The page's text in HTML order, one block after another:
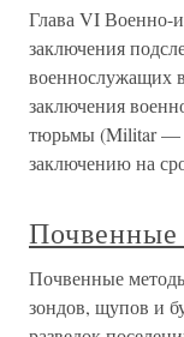
Глава VI Военно-
заключения
военнослужащих
заключения
тюрьмы (Militar —
заключению на
Почвенные
зондов, щупов и